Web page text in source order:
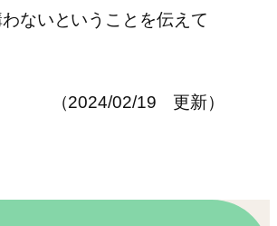
ないということを伝えて
（2024/02/19 更新）